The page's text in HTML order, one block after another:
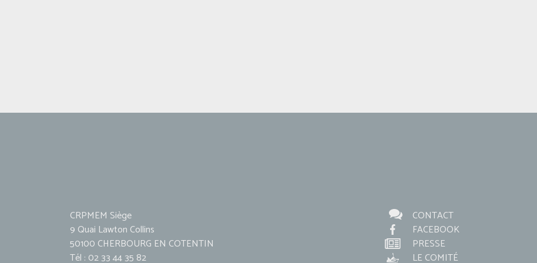
CRPMEM Siège
9 Quai Lawton Collins
50100 CHERBOURG EN COTENTIN
Tél : 02 33 44 35 82
CONTACT
FACEBOOK
PRESSE
LE COMITÉ